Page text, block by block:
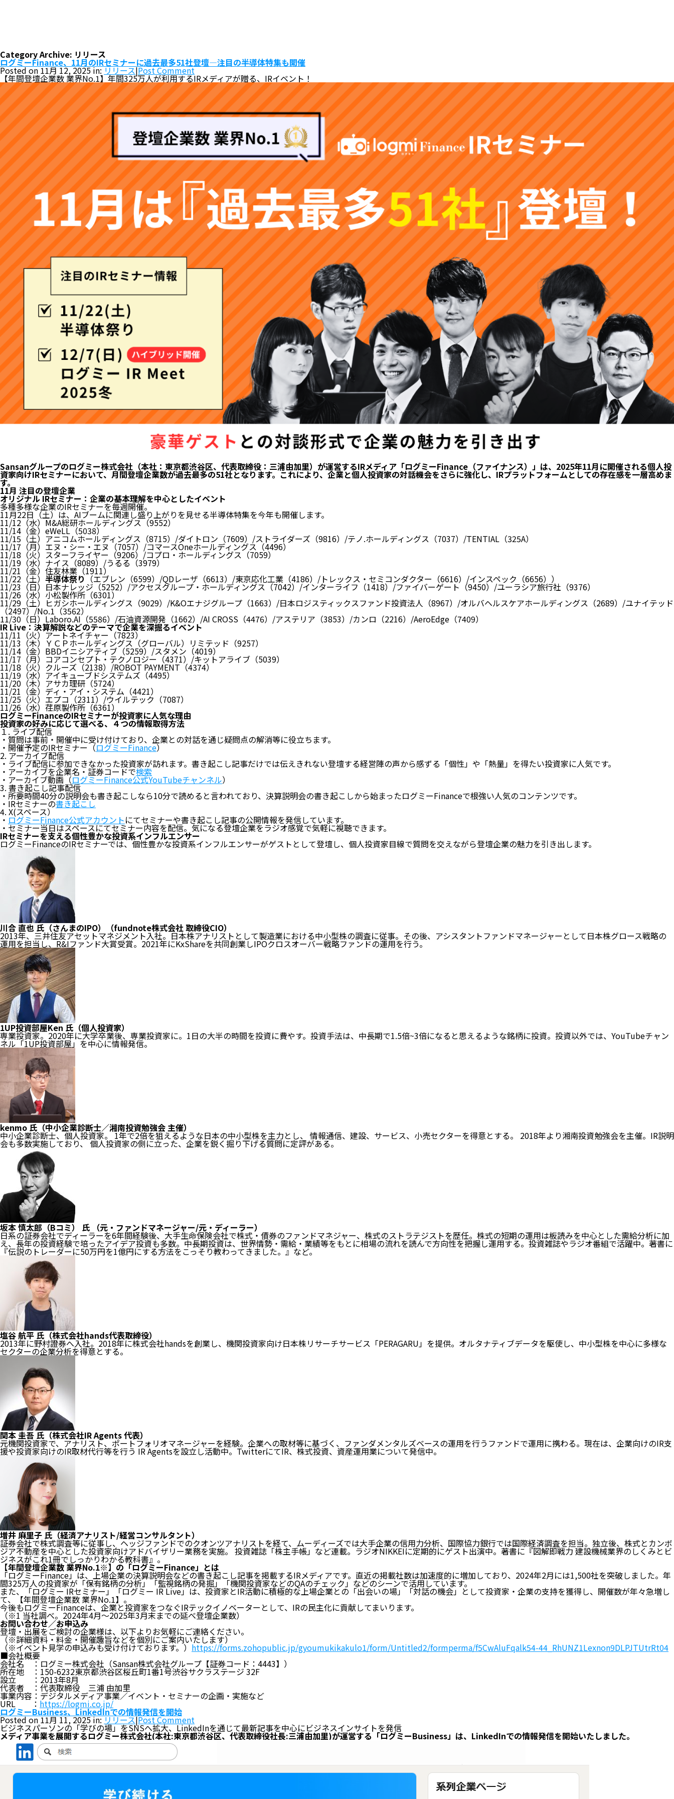
Category Archive: リリース
ログミーFinance、11月のIRセミナーに過去最多51社登壇―注目の半導体特集も開催
Posted on 11月 12, 2025 in:リリース|Post Comment
【年間登壇企業数 業界No.1】年間325万人が利用するIRメディアが贈る、IRイベント！
Sansanグループのログミー株式会社（本社：東京都渋谷区、代表取締役：三浦由加里）が運営するIRメディア「ログミーFinance（ファイナンス）」は、2025年11月に開催される個人投
資家向けIRセミナーにおいて、月間登壇企業数が過去最多の51社となります。これにより、企業と個人投資家の対話機会をさらに強化し、IRプラットフォームとしての存在感を一層高めま
す。
11月 注目の登壇企業
オリジナル IRセミナー：企業の基本理解を中心としたイベント
多種多様な企業のIRセミナーを毎週開催。
11月22日（土）は、AIブームに関連し盛り上がりを見せる半導体特集を今年も開催します。
11/12（水）M&A総研ホールディングス（9552）
11/14（金）eWeLL（5038）
11/15（土）アニコムホールディングス（8715）/ダイトロン（7609）/ストライダーズ（9816）/テノ.ホールディングス（7037）/TENTIAL（325A）
11/17（月）エヌ・シー・エヌ（7057）/コマースOneホールディングス（4496）
11/18（火）スターフライヤー（9206）/コプロ・ホールディングス（7059）
11/19（水）ナイス（8089）/うるる（3979）
11/21（金）住友林業（1911）
11/22（土） 半導体祭り （エブレン（6599）/QDレーザ（6613）/東京応化工業（4186）/トレックス・セミコンダクター（6616）/インスペック（6656））
11/23（日）日本ナレッジ（5252）/アクセスグループ・ホールディングス（7042）/インターライフ（1418）/ファイバーゲート（9450）/ユーラシア旅行社（9376）
11/26（水）小松製作所（6301）
11/29（土）ヒガシホールディングス（9029）/K&Oエナジグループ（1663）/日本ロジスティックスファンド投資法人（8967）/オルバヘルスケアホールディングス（2689）/ユナイテッド
（2497）/No.1（3562）
11/30（日）Laboro.AI（5586）/石油資源開発（1662）/AI CROSS（4476）/アステリア（3853）/カンロ（2216）/AeroEdge（7409）
IR Live：決算解説などのテーマで企業を深掘るイベント
11/11（火）アートネイチャー（7823）
11/13（木）ＹＣＰホールディングス（グローバル）リミテッド（9257）
11/14（金）BBDイニシアティブ（5259）/スタメン（4019）
11/17（月）コアコンセプト・テクノロジー（4371）/キットアライブ（5039）
11/18（火）クルーズ（2138）/ROBOT PAYMENT（4374）
11/19（水）アイキューブドシステムズ（4495）
11/20（木）アサカ理研（5724）
11/21（金）ディ・アイ・システム（4421）
11/25（火）エプコ（2311）/ウイルテック（7087）
11/26（水）荏原製作所（6361）
ログミーFinanceのIRセミナーが投資家に人気な理由
投資家の好みに応じて選べる、４つの情報取得方法
１. ライブ配信
・質問は事前・開催中に受け付けており、企業との対話を通じ疑問点の解消等に役立ちます。
・開催予定のIRセミナー（ログミーFinance）
2. アーカイブ配信
・ライブ配信に参加できなかった投資家が訪れます。書き起こし記事だけでは伝えきれない登壇する経営陣の声から感ずる「個性」や「熱量」を得たい投資家に人気です。
・アーカイブを企業名・証券コードで検索
・アーカイブ動画（ログミーFinance公式YouTubeチャンネル）
3. 書き起こし記事配信
・所要時間40分の説明会も書き起こしなら10分で読めると言われており、決算説明会の書き起こしから始まったログミーFinanceで根強い人気のコンテンツです。
・IRセミナーの書き起こし
4. X(スペース）
・ ログミーFinance公式アカウントにてセミナーや書き起こし記事の公開情報を発信しています。
・セミナー当日はスペースにてセミナー内容を配信。気になる登壇企業をラジオ感覚で気軽に視聴できます。
IRセミナーを支える個性豊かな投資系インフルエンサー
ログミーFinanceのIRセミナーでは、個性豊かな投資系インフルエンサーがゲストとして登壇し、個人投資家目線で質問を交えながら登壇企業の魅力を引き出します。
川合 直也 氏（さんまのIPO）（fundnote株式会社 取締役CIO）
2013年、三井住友アセットマネジメント入社。日本株アナリストとして製造業における中小型株の調査に従事。 その後、アシスタントファンドマネージャーとして日本株グロース戦略の
運用を担当し、R&Iファンド大賞受賞。2021年にKxShareを共同創業しIPOクロスオーバー戦略ファンドの運用を行う。
1UP投資部屋Ken 氏（個人投資家）
専業投資家。2020年に大学卒業後、専業投資家に。1日の大半の時間を投資に費やす。投資手法は、中長期で1.5倍~3倍になると思えるような銘柄に投資。投資以外では、YouTubeチャン
ネル「1UP投資部屋」を中心に情報発信。
kenmo 氏（中小企業診断士／湘南投資勉強会 主催）
中小企業診断士、個人投資家。 1年で2倍を狙えるような日本の中小型株を主力とし、 情報通信、建設、サービス、小売セクターを得意とする。 2018年より湘南投資勉強会を主催。IR説明
会も多数実施しており、 個人投資家の側に立った、企業を鋭く掘り下げる質問に定評がある。
坂本 慎太郎（Bコミ） 氏 （元・ファンドマネージャー/元・ディーラー）
日系の証券会社でディーラーを6年間経験後、大手生命保険会社で株式・債券のファンドマネジャー、株式のストラテジストを歴任。株式の短期の運用は板読みを中心とした需給分析に加
え、長年の投資経験で培ったアイデア投資も多数。中長期投資は、世界情勢・需給・業績等をもとに相場の流れを読んで方向性を把握し運用する。投資雑誌やラジオ番組で活躍中。著書に
『伝説のトレーダーに50万円を1億円にする方法をこっそり教わってきました。』など。
塩谷 航平 氏（株式会社hands代表取締役）
2013年に野村證券へ入社。2018年に株式会社handsを創業し、機関投資家向け日本株リサーチサービス「PERAGARU」を提供。オルタナティブデータを駆使し、中小型株を中心に多様な
セクターの企業分析を得意とする。
関本 圭吾 氏（株式会社IR Agents 代表）
元機関投資家で、アナリスト、ポートフォリオマネージャーを経験。企業への取材等に基づく、ファンダメンタルズベースの運用を行うファンドで運用に携わる。現在は、企業向けのIR支
援や投資家向けのIR取材代行等を行う IR Agentsを設立し活動中。TwitterにてIR、株式投資、資産運用業について発信中。
増井 麻里子 氏（経済アナリスト/経営コンサルタント）
証券会社で株式調査等に従事し、ヘッジファンドでのクオンツアナリストを経て、ムーディーズでは大手企業の信用力分析、国際協力銀行では国際経済調査を担当。独立後、株式とカンボ
ジア不動産を中心とした投資家向けアドバイザリー業務を実施。 投資雑誌「株主手帳」など連載。ラジオNIKKEIに定期的にゲスト出演中。著書に『図解即戦力 建設機械業界のしくみとビ
ジネスがこれ1冊でしっかりわかる教科書』。
【年間登壇企業数 業界No.1※】の「ログミーFinance」とは
「ログミーFinance」は、上場企業の決算説明会などの書き起こし記事を掲載するIRメディアです。直近の掲載社数は加速度的に増加しており、2024年2月には1,500社を突破しました。年
間325万人の投資家が「保有銘柄の分析」「監視銘柄の発掘」「機関投資家などのQAのチェック」などのシーンで活用しています。
また、「ログミー IRセミナー」「ログミー IR Live」は、投資家とIR活動に積極的な上場企業との「出会いの場」「対話の機会」として投資家・企業の支持を獲得し、開催数が年々急増し
て、【年間登壇企業数 業界No.1】。
今後もログミーFinanceは、企業と投資家をつなぐIRテックイノベーターとして、IRの民主化に貢献してまいります。
（※1 当社調べ。2024年4月〜2025年3月末までの延べ登壇企業数）
お問い合わせ／お申込み
登壇・出展をご検討の企業様は、以下よりお気軽にご連絡ください。
（※詳細資料・料金・開催趣旨などを個別にご案内いたします）
（※イベント見学の申込みも受け付けております。） https://forms.zohopublic.jp/gyoumukikakulo1/form/Untitled2/formperma/f5CwAluFqalk54-44_RhUNZ1Lexnon9DLPJTUtrRt04
■会社概要
会社名 ：ログミー株式会社（Sansan株式会社グループ【証券コード：4443】）
所在地 ：150-6232東京都渋谷区桜丘町1番1号渋谷サクラステージ 32F
設立 ：2013年8月
代表者 ：代表取締役 三浦 由加里
事業内容：デジタルメディア事業／イベント・セミナーの企画・実施など
URL ： https://logmi.co.jp/
ログミーBusiness、LinkedInでの情報発信を開始
Posted on 11月 11, 2025 in:リリース|Post Comment
ビジネスパーソンの「学びの場」をSNSへ拡大、LinkedInを通じて最新記事を中心にビジネスインサイトを発信
メディア事業を展開するログミー株式会社(本社:東京都渋谷区、代表取締役社長:三浦由加里)が運営する「ログミーBusiness」は、LinkedInでの情報発信を開始いたしました。